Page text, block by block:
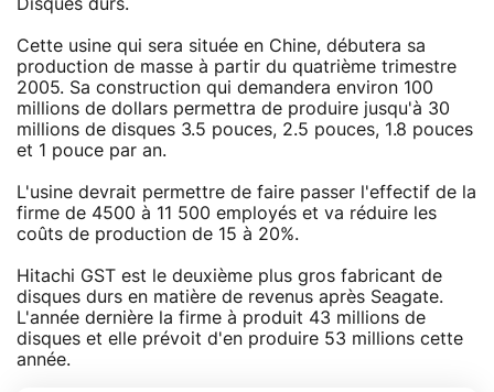
Disques durs.
Cette usine qui sera située en Chine, débutera sa
production de masse à partir du quatrième trimestre
2005. Sa construction qui demandera environ 100
millions de dollars permettra de produire jusqu'à 30
millions de disques 3.5 pouces, 2.5 pouces, 1.8 pouces
et 1 pouce par an.
L'usine devrait permettre de faire passer l'effectif de la
firme de 4500 à 11 500 employés et va réduire les
coûts de production de 15 à 20%.
Hitachi GST est le deuxième plus gros fabricant de
disques durs en matière de revenus après Seagate.
L'année dernière la firme à produit 43 millions de
disques et elle prévoit d'en produire 53 millions cette
année.